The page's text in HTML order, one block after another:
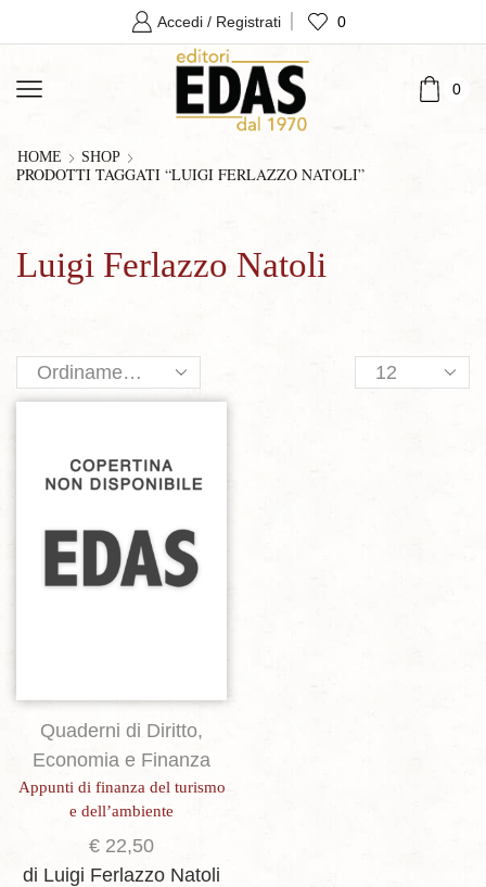
Accedi / Registrati 0
0
HOME SHOP
PRODOTTI TAGGATI “LUIGI FERLAZZO NATOLI”
Luigi Ferlazzo Natoli
Products
Aggiungi alla lista dei desideri
Quaderni di Diritto,
Economia e Finanza
Appunti di finanza del turismo
e dell’ambiente
€ 22,50
di Luigi Ferlazzo Natoli